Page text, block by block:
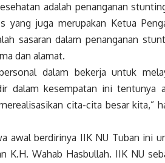
adalah penanganan
yang juga merupakan Ketua
sasaran dalam penanganan
dan alamat.
dalam bekerja untuk
dalam kesempatan ini tentunya
cita-cita besar kita,”
awal berdirinya IIK NU Tuban ini
K.H. Wahab Hasbullah. IIK NU